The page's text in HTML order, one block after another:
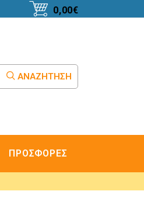
0,00€
ΑΝΑΖΉΤΗΣΗ
ΠΡΟΣΦΟΡΕΣ